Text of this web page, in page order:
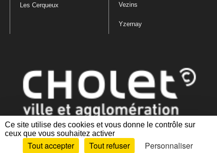
Ce site utilise des cookies et vous donne le contrôle sur
ceux que vous souhaitez activer
Tout accepter Tout refuser Personnaliser
Les Cerqueux Vezins
Yzernay
Mentions légales|Politique de confidentialité
des cookies |Plan du site Accessibilité : partiellement conforme